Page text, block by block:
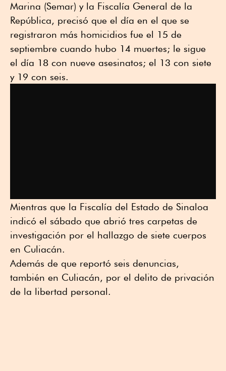
Marina (Semar) y la Fiscalía General de la
República, precisó que el día en el que se
registraron más homicidios fue el 15 de
septiembre cuando hubo 14 muertes; le sigue
el día 18 con nueve asesinatos; el 13 con siete
y 19 con seis.
Mientras que la Fiscalía del Estado de Sinaloa
indicó el sábado que abrió tres carpetas de
investigación por el hallazgo de siete cuerpos
en Culiacán.
Además de que reportó seis denuncias,
también en Culiacán, por el delito de privación
de la libertad personal.